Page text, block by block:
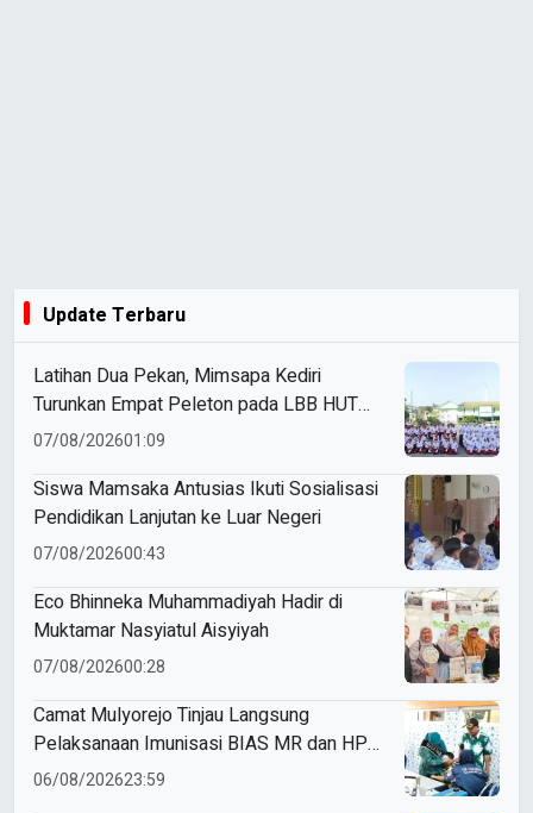
Update Terbaru
Latihan Dua Pekan, Mimsapa Kediri
Turunkan Empat Peleton pada LBB HUT
Ke-81 RI Kecamatan Pare
07/08/202601:09
Siswa Mamsaka Antusias Ikuti Sosialisasi
Pendidikan Lanjutan ke Luar Negeri
07/08/202600:43
Eco Bhinneka Muhammadiyah Hadir di
Muktamar Nasyiatul Aisyiyah
07/08/202600:28
Camat Mulyorejo Tinjau Langsung
Pelaksanaan Imunisasi BIAS MR dan HPV
di SD Muhammadiyah 18 Surabaya
06/08/202623:59